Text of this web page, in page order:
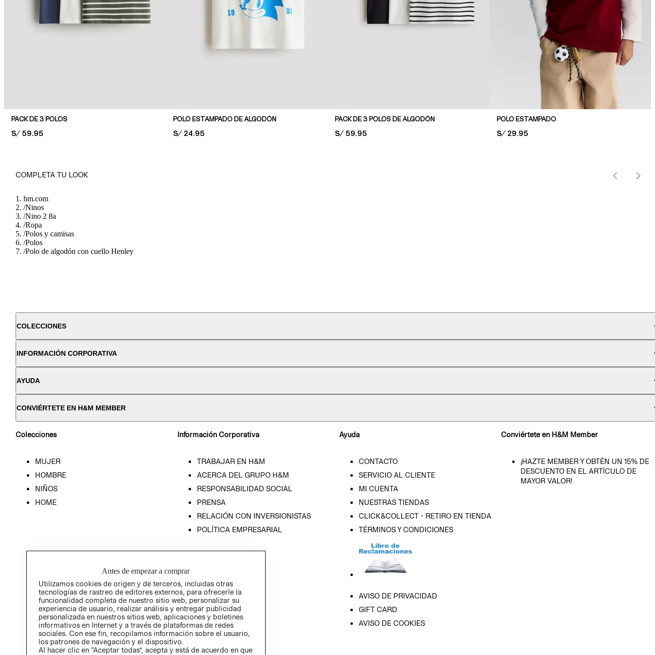
PACK DE 3 POLOS
PRICE:
S/ 59.95
POLO ESTAMPADO DE ALGODÓN
PRICE:
S/ 24.95
PACK DE 3 POLOS DE ALGODÓN
PRICE:
S/ 59.95
POLO ESTAMPADO
PRICE:
S/ 29.95
COMPLETA TU LOOK
hm.com
/Ninos
/Nino 2 8a
/Ropa
/Polos y camisas
/Polos
/Polo de algodón con cuello Henley
COLECCIONES
INFORMACIÓN CORPORATIVA
AYUDA
CONVIÉRTETE EN H&M MEMBER
Colecciones
MUJER
HOMBRE
NIÑOS
HOME
Información Corporativa
TRABAJAR EN H&M
ACERCA DEL GRUPO H&M
RESPONSABILIDAD SOCIAL
PRENSA
RELACIÓN CON INVERSIONISTAS
POLÍTICA EMPRESARIAL
Ayuda
CONTACTO
SERVICIO AL CLIENTE
MI CUENTA
NUESTRAS TIENDAS
CLICK&COLLECT - RETIRO EN TIENDA
TÉRMINOS Y CONDICIONES
AVISO DE PRIVACIDAD
GIFT CARD
AVISO DE COOKIES
Conviértete en H&M Member
¡HAZTE MEMBER Y OBTÉN UN 15% DE
DESCUENTO EN EL ARTÍCULO DE
MAYOR VALOR!
Antes de empezar a comprar
Utilizamos cookies de origen y de terceros, incluidas otras
tecnologías de rastreo de editores externos, para ofrecerle la
funcionalidad completa de nuestro sitio web, personalizar su
experiencia de usuario, realizar análisis y entregar publicidad
personalizada en nuestros sitios web, aplicaciones y boletines
informativos en Internet y a través de plataformas de redes
sociales. Con ese fin, recopilamos información sobre el usuario,
los patrones de navegación y el dispositivo.
Al hacer clic en “Aceptar todas”, acepta y está de acuerdo en que